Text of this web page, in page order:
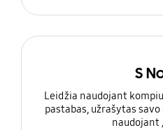
S
Leidžia naudojant
pastabas, užrašytas
naudojant